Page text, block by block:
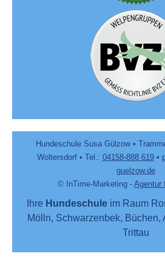
Hundeschule Susa Gülzow •
Woltersdorf • Tel.: 04158-888 619•
guelzow.de
© InTime-Marketing - Agentur
Ihre Hundeschuleim Raum
Mölln, Schwarzenbek, Büchen,
Trittau